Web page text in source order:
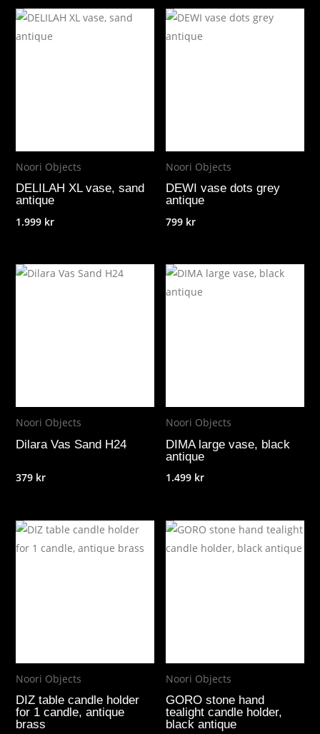
Noori Objects
DELILAH XL vase, sand
antique
1.999 kr
Noori Objects
DEWI vase dots grey
antique
799 kr
Noori Objects
Dilara Vas Sand H24
379 kr
Noori Objects
DIMA large vase, black
antique
1.499 kr
Noori Objects
DIZ table candle holder
for 1 candle, antique
brass
Noori Objects
GORO stone hand
tealight candle holder,
black antique